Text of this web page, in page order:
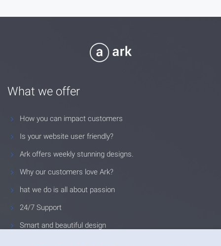
What we offer
How you can impact customers
Is your website user friendly?
Ark offers weekly stunning designs.
Why our customers love Ark?
hat we do is all about passion
24/7 Support
Smart and beautiful design